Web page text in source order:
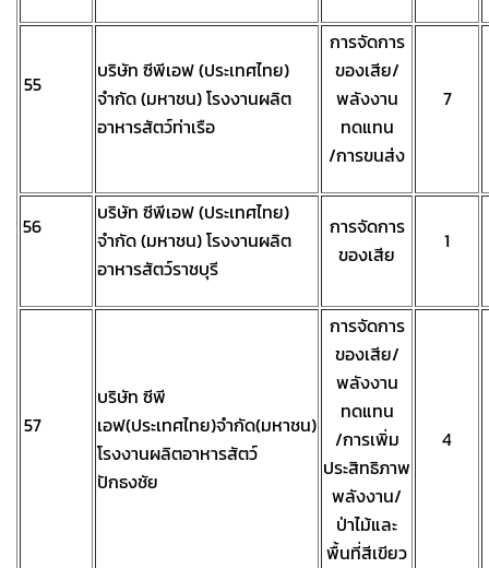
55
บริษัท ซีพีเอฟ (ประเทศไทย)
จำกัด (มหาชน) โรงงานผลิต
อาหารสัตว์ท่าเรือ
การจัดการ
ของเสีย/
พลังงาน
ทดแทน
/การขนส่ง
7
56
บริษัท ซีพีเอฟ (ประเทศไทย)
จำกัด (มหาชน) โรงงานผลิต
อาหารสัตว์ราชบุรี
การจัดการ
ของเสีย
1
57
บริษัท ซีพี
เอฟ(ประเทศไทย)จำกัด(มหาชน)
โรงงานผลิตอาหารสัตว์
ปักธงชัย
การจัดการ
ของเสีย/
พลังงาน
ทดแทน
/การเพิ่ม
ประสิทธิภาพ
พลังงาน/
ป่าไม้และ
พื้นที่สีเขียว
4